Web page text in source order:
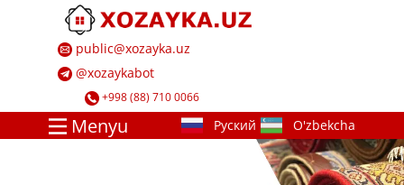
​ ​public@xozayka.uz
​ ​@xozayk​abot
​ ​+998 (88) 710 0066
Menyu